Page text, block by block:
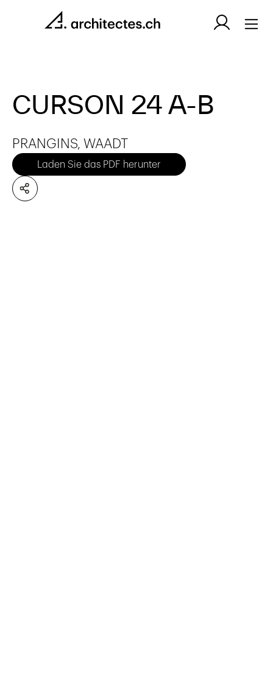
CURSON 24 A-B
PRANGINS, WAADT
Laden Sie das PDF herunter